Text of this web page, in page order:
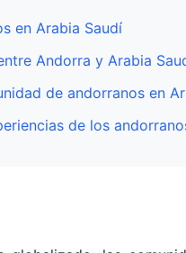
en Arabia Saudí
Andorra y Arabia
de andorranos en
de los